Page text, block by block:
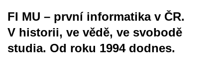
FI MU – první informatika v ČR.
V historii, ve vědě, ve svobodě
studia. Od roku 1994 dodnes.